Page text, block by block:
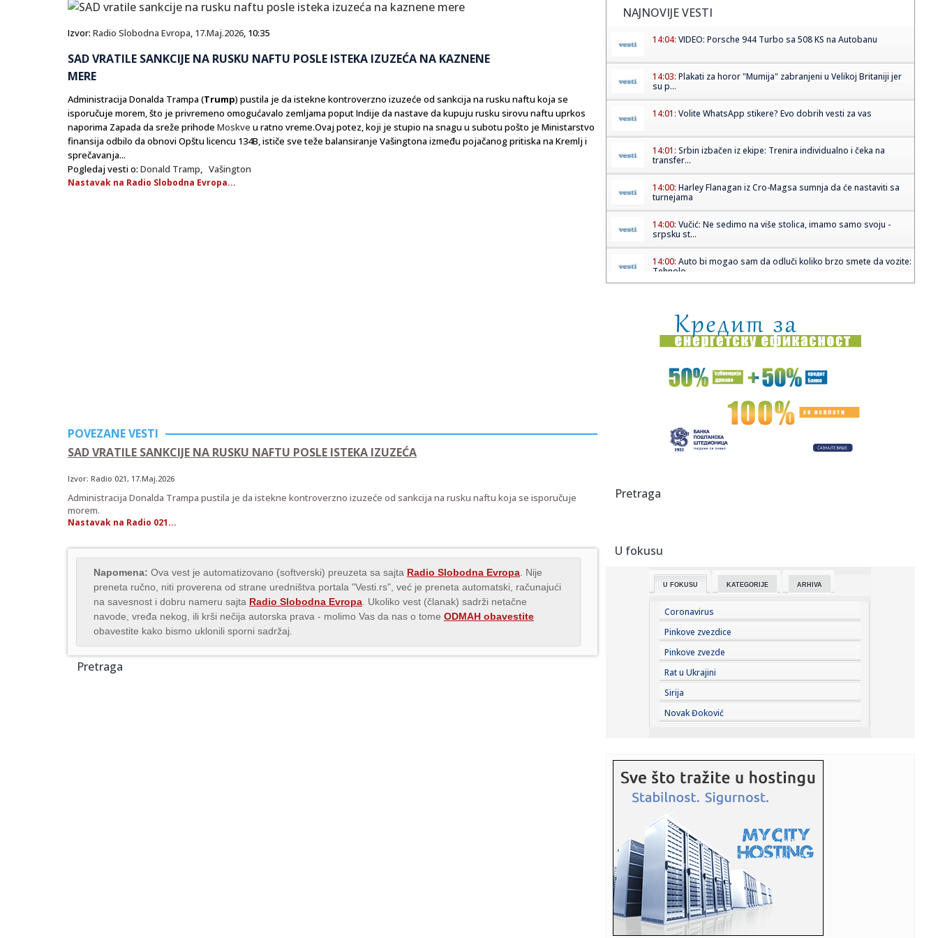
Izvor: Radio Slobodna Evropa, 17.Maj.2026, 10:35
SAD VRATILE SANKCIJE NA RUSKU NAFTU POSLE ISTEKA IZUZEĆA NA KAZNENE
MERE
Administracija Donalda Trampa (Trump) pustila je da istekne kontroverzno izuzeće od sankcija na rusku naftu koja se
isporučuje morem, što je privremeno omogućavalo zemljama poput Indije da nastave da kupuju rusku sirovu naftu uprkos
naporima Zapada da sreže prihode Moskve u ratno vreme.Ovaj potez, koji je stupio na snagu u subotu pošto je Ministarstvo
finansija odbilo da obnovi Opštu licencu 134B, ističe sve teže balansiranje Vašingtona između pojačanog pritiska na Kremlj i
sprečavanja...
Pogledaj vesti o: Donald Tramp, Vašington
Nastavak na Radio Slobodna Evropa...
POVEZANE VESTI
SAD VRATILE SANKCIJE NA RUSKU NAFTU POSLE ISTEKA IZUZEĆA
Izvor: Radio 021, 17.Maj.2026
Administracija Donalda Trampa pustila je da istekne kontroverzno izuzeće od sankcija na rusku naftu koja se isporučuje
morem.
Nastavak na Radio 021...
Napomena: Ova vest je automatizovano (softverski) preuzeta sa sajta Radio Slobodna Evropa . Nije
preneta ručno, niti proverena od strane uredništva portala "Vesti.rs", već je preneta automatski, računajući
na savesnost i dobru nameru sajta Radio Slobodna Evropa . Ukoliko vest (članak) sadrži netačne
navode, vređa nekog, ili krši nečija autorska prava - molimo Vas da nas o tome ODMAH obavestite
obavestite kako bismo uklonili sporni sadržaj.
Pretraga
NAJNOVIJE VESTI
14:04: VIDEO: Porsche 944 Turbo sa 508 KS na Autobanu
14:03: Plakati za horor "Mumija" zabranjeni u Velikoj Britaniji jer
su p...
14:01: Volite WhatsApp stikere? Evo dobrih vesti za vas
14:01: Srbin izbačen iz ekipe: Trenira individualno i čeka na
transfer...
14:00: Harley Flanagan iz Cro-Magsa sumnja da će nastaviti sa
turnejama
14:00: Vučić: Ne sedimo na više stolica, imamo samo svoju -
srpsku st...
14:00: Auto bi mogao sam da odluči koliko brzo smete da vozite:
Tehnolo...
13:56:Jezivi detalji tragedije u Borči: Krenuo po drva, a onda se
za...
13:54:ANGOLA NAPUSTIO EVROLIGU I OTIŠAO U JAPAN: Bivši
košarkaš Par...
Nova studija: Manji unos proteina mogao bi da doprinese
13:53:Tom Holand otkrio najgoru stranu kostima Spajdermena:
13:47:
13:47:
Eskobarova "Katedrala": Luksuzni zatvor koji je izgradio
13:47:Brutalno udarila rivalku pa poručila: Privilegija bijelaca
(VIDE...
13:46:"Ostavljeni sin Asmina Durdžića" u stvari je poznati
tiktoker? ...
13:45:Zenit stiže u Beograd i testira Partizan
13:39: Vučić otkrio koliko ljudi je već na platformi "Ko si, bre, ti?...
13:34:
13:34:VELIKA PROMENA U SRPSKOM RUKOMETU: Savez dobio
novo ime i grb, ev...
13:33:Žive legende NFL: Bris, Fidžerald, Kikli, Vinatrijer i Kreg u
13:33:Vučić: U slučaju da blokaderi pobede Srbiju bi čekao haos
Pretraga
U fokusu
U FOKUSU KATEGORIJE ARHIVA
Coronavirus
Pinkove zvezdice
Pinkove zvezde
Rat u Ukrajini
Sirija
Novak Đoković